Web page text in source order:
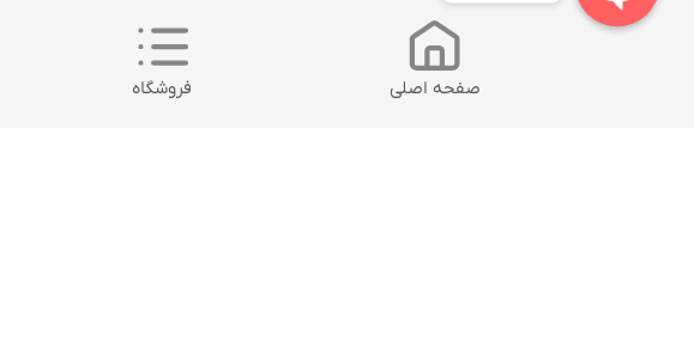
صفحه اصلی فروشگاه
Open